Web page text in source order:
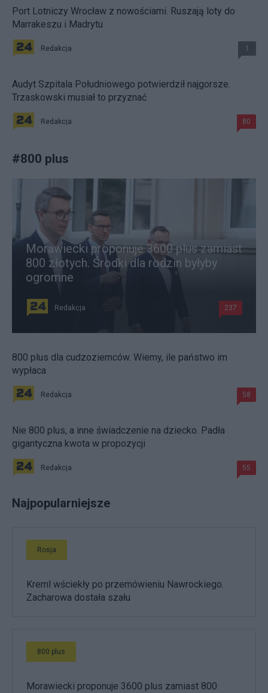
Port Lotniczy Wrocław z nowościami. Ruszają loty do
Marrakeszu i Madrytu
Redakcja 1
Audyt Szpitala Południowego potwierdził najgorsze.
Trzaskowski musiał to przyznać
Redakcja 80
#800 plus
Morawiecki proponuje 3600 plus zamiast
800 złotych. Środki dla rodzin byłyby
ogromne
Redakcja 237
800 plus dla cudzoziemców. Wiemy, ile państwo im
wypłaca
Redakcja 58
Nie 800 plus, a inne świadczenie na dziecko. Padła
gigantyczna kwota w propozycji
Redakcja 55
Najpopularniejsze
Rosja
Kreml wściekły po przemówieniu Nawrockiego.
Zacharowa dostała szału
800 plus
Morawiecki proponuje 3600 plus zamiast 800